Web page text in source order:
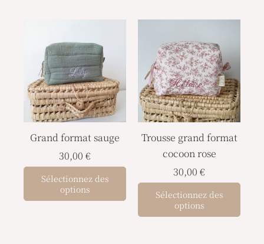
Grand format sauge
30,00 €
Sélectionnez des
options
Trousse grand format
cocoon rose
30,00 €
Sélectionnez des
options